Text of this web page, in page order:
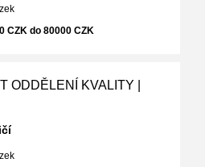
CZK do 80000 CZK
ODDĚLENÍ KVALITY |